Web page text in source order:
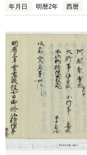
年月日 明暦2年 西暦